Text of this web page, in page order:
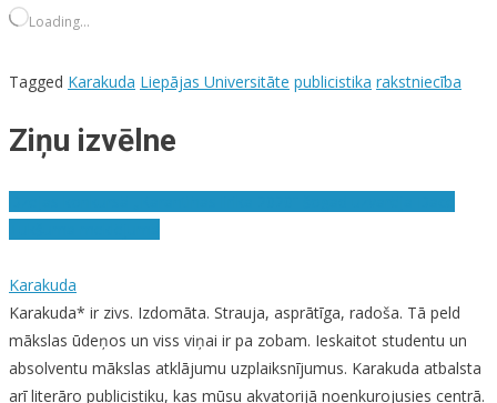
Loading…
Tagged Karakuda Liepājas Universitāte publicistika rakstniecība
Ziņu izvēlne
Karakuda
Karakuda* ir zivs. Izdomāta. Strauja, asprātīga, radoša. Tā peld
mākslas ūdeņos un viss viņai ir pa zobam. Ieskaitot studentu un
absolventu mākslas atklājumu uzplaiksnījumus. Karakuda atbalsta
arī literāro publicistiku, kas mūsu akvatorijā noenkurojusies centrā.